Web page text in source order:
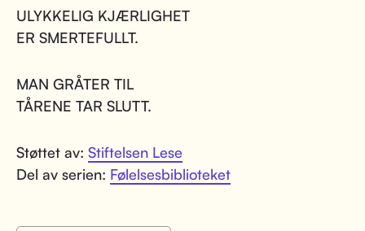
ULYKKELIG KJÆRLIGHET
ER SMERTEFULLT.
MAN GRÅTER TIL
TÅRENE TAR SLUTT.
Støttet av: Stiftelsen Lese
Del av serien: Følelsesbiblioteket